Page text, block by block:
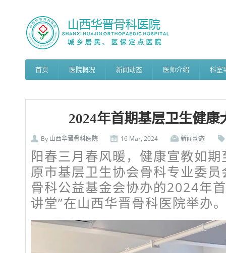
首页 医院概况 新闻动态 医师介绍 科室
2024年首期基层卫生健康
By 山西华晋骨科医院 16 Mar, 2024 新闻动态
阳春三月春风暖，健康宣教如
原市基层卫生协会骨科专业委
骨科公益基金会协办的2024年
讲堂”在山西华晋骨科医院举办